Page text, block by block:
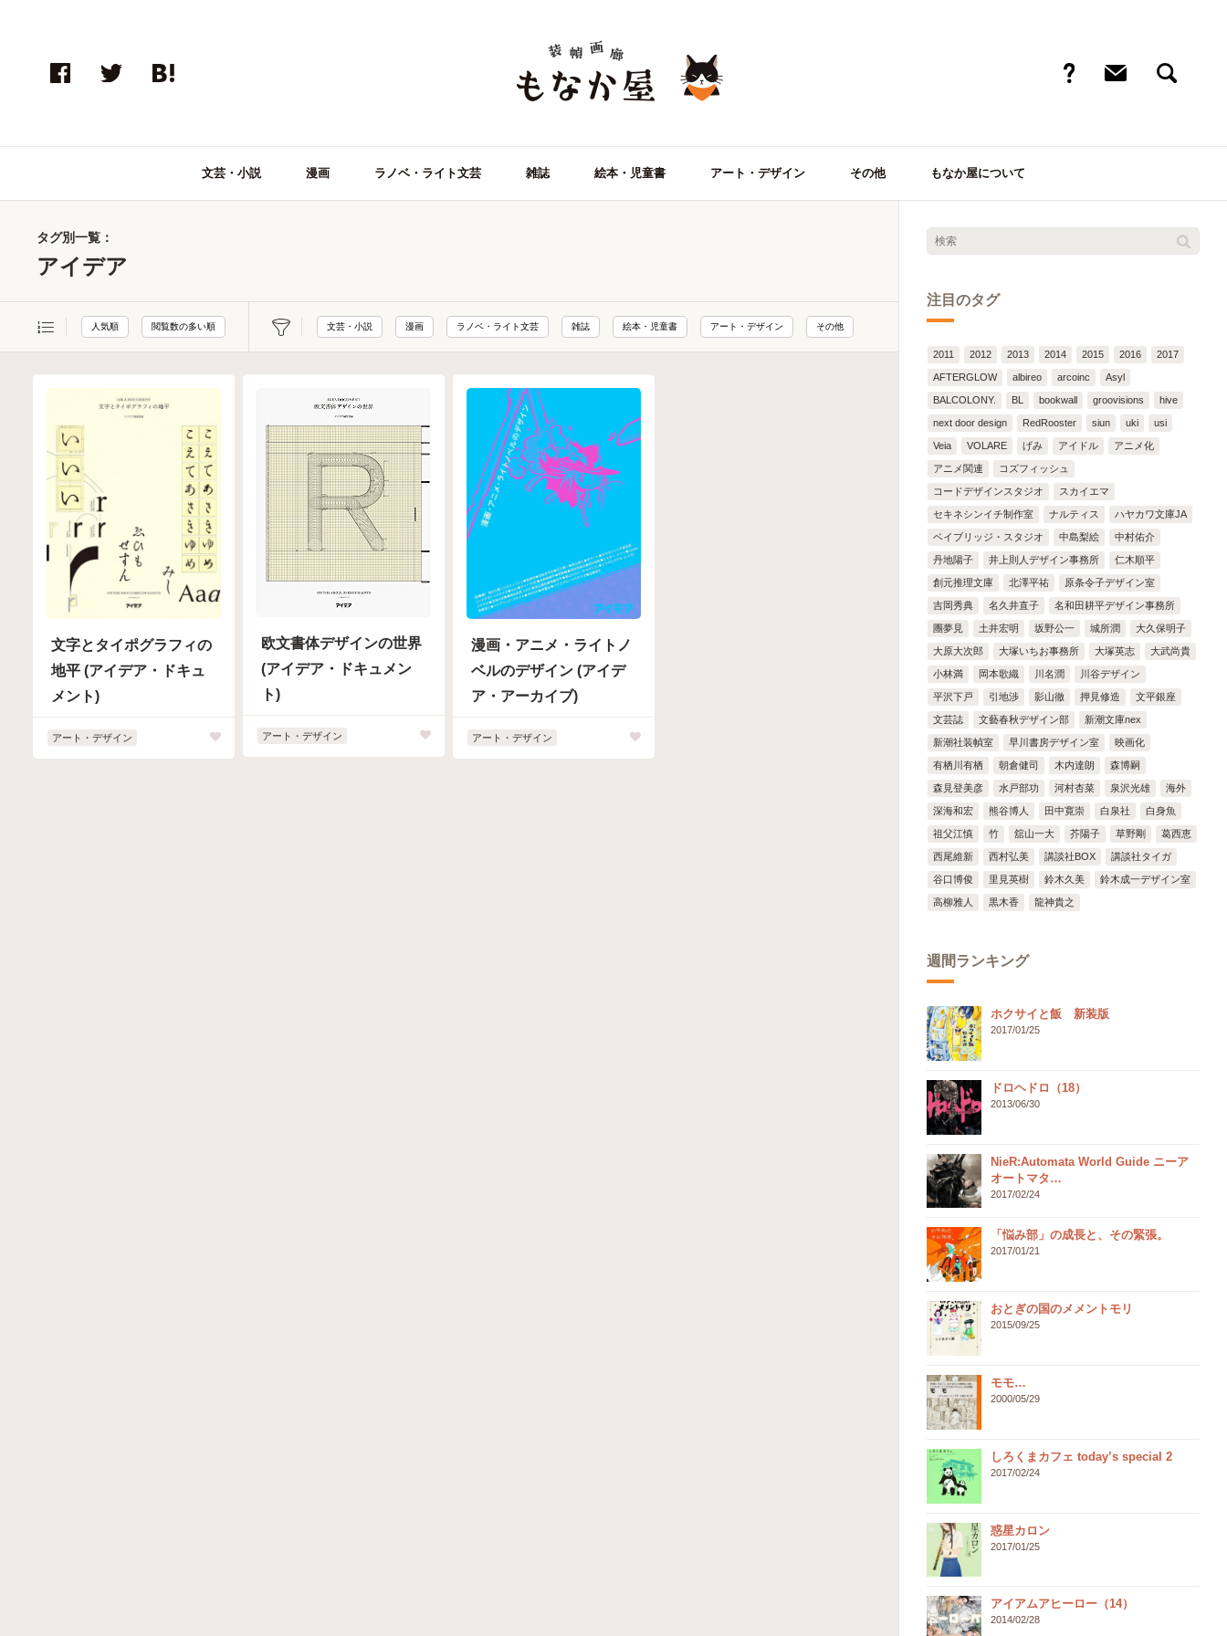
文芸・小説 漫画 ラノベ・ライト文芸 雑誌 絵本・児童書 アート・デザイン その他 もなか屋について
タグ別一覧：
アイデア
人気順 閲覧数の多い順 文芸・小説 漫画 ラノベ・ライト文芸 雑誌 絵本・児童書 アート・デザイン その他
文字とタイポグラフィの
地平 (アイデア・ドキュ
メント)
アート・デザイン
欧文書体デザインの世界
(アイデア・ドキュメン
ト)
アート・デザイン
漫画・アニメ・ライトノ
ベルのデザイン (アイデ
ア・アーカイブ)
アート・デザイン
注目のタグ
2011 2012 2013 2014 2015 2016 2017
AFTERGLOW albireo arcoinc Asyl
BALCOLONY. BL bookwall groovisions hive
next door design RedRooster siun uki usi
Veia VOLARE げみ アイドル アニメ化
アニメ関連 コズフィッシュ
コードデザインスタジオ スカイエマ
セキネシンイチ制作室 ナルティス ハヤカワ文庫JA
ベイブリッジ・スタジオ 中島梨絵 中村佑介
丹地陽子 井上則人デザイン事務所 仁木順平
創元推理文庫 北澤平祐 原条令子デザイン室
吉岡秀典 名久井直子 名和田耕平デザイン事務所
團夢見 土井宏明 坂野公一 城所潤 大久保明子
大原大次郎 大塚いちお事務所 大塚英志 大武尚貴
小林満 岡本歌織 川名潤 川谷デザイン
平沢下戸 引地渉 影山徹 押見修造 文平銀座
文芸誌 文藝春秋デザイン部 新潮文庫nex
新潮社装幀室 早川書房デザイン室 映画化
有栖川有栖 朝倉健司 木内達朗 森博嗣
森見登美彦 水戸部功 河村杏菜 泉沢光雄 海外
深海和宏 熊谷博人 田中寛崇 白泉社 白身魚
祖父江慎 竹 舘山一大 芥陽子 草野剛 葛西恵
西尾維新 西村弘美 講談社BOX 講談社タイガ
谷口博俊 里見英樹 鈴木久美 鈴木成一デザイン室
高柳雅人 黒木香 龍神貴之
週間ランキング
ホクサイと飯 新装版
2017/01/25
ドロヘドロ（18）
2013/06/30
NieR:Automata World Guide ニーア
オートマタ…
2017/02/24
「悩み部」の成長と、その緊張。
2017/01/21
おとぎの国のメメントモリ
2015/09/25
モモ…
2000/05/29
しろくまカフェ today’s special 2
2017/02/24
惑星カロン
2017/01/25
アイアムアヒーロー（14）
2014/02/28